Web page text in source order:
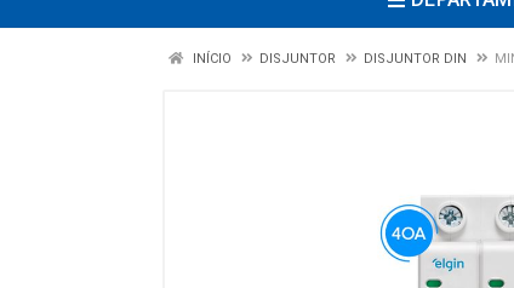
INÍCIO DISJUNTOR DISJUNTOR DIN